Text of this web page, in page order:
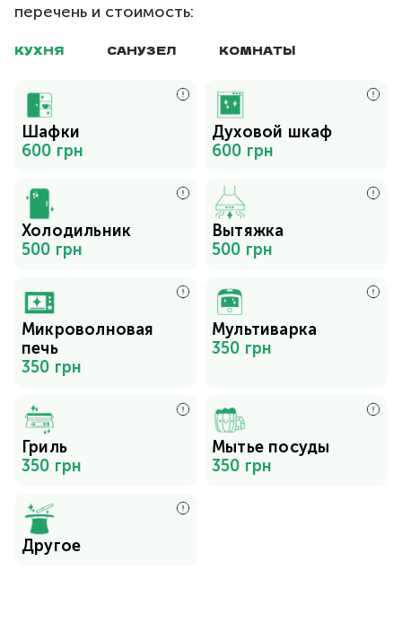
перечень и стоимость:
КУХНЯ САНУЗЕЛ КОМНАТЫ
Шафки
600 грн
Духовой шкаф
600 грн
Холодильник
500 грн
Вытяжка
500 грн
Микроволновая
печь
350 грн
Мультиварка
350 грн
Гриль
350 грн
Мытье посуды
350 грн
Другое